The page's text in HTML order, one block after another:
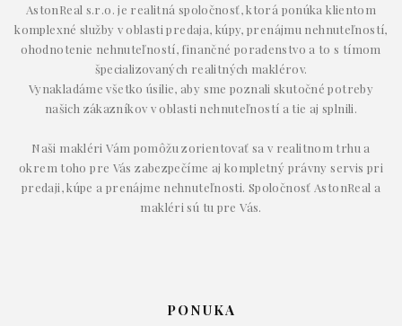
AstonReal s.r.o. je realitná spoločnosť, ktorá ponúka klientom
komplexné služby v oblasti predaja, kúpy, prenájmu nehnuteľností,
ohodnotenie nehnuteľností, finančné poradenstvo a to s tímom
špecializovaných realitných maklérov.
Vynakladáme všetko úsilie, aby sme poznali skutočné potreby
našich zákazníkov v oblasti nehnuteľností a tie aj splnili.
Naši makléri Vám pomôžu zorientovať sa v realitnom trhu a
okrem toho pre Vás zabezpečíme aj kompletný právny servis pri
predaji, kúpe a prenájme nehnuteľnosti. Spoločnosť AstonReal a
makléri sú tu pre Vás.
PONUKA